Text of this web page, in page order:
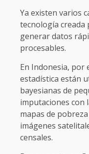
Ya existen varios
tecnología creada
generar datos
procesables.
En Indonesia, por
estadística están
bayesianas de
imputaciones con
mapas de
imágenes
censales.